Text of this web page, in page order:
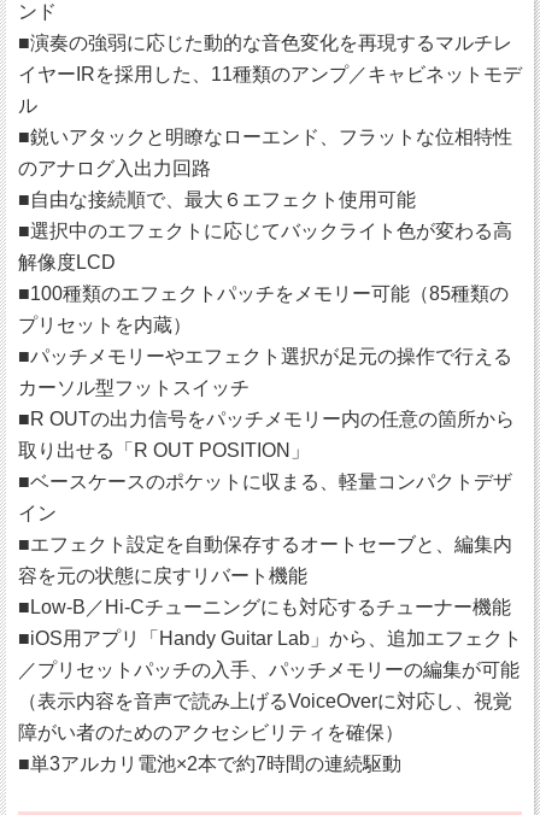
ンド
■演奏の強弱に応じた動的な音色変化を再現するマルチレ
イヤーIRを採用した、11種類のアンプ／キャビネットモデ
ル
■鋭いアタックと明瞭なローエンド、フラットな位相特性
のアナログ入出力回路
■自由な接続順で、最大６エフェクト使用可能
■選択中のエフェクトに応じてバックライト色が変わる高
解像度LCD
■100種類のエフェクトパッチをメモリー可能（85種類の
プリセットを内蔵）
■パッチメモリーやエフェクト選択が足元の操作で行える
カーソル型フットスイッチ
■R OUTの出力信号をパッチメモリー内の任意の箇所から
取り出せる「R OUT POSITION」
■ベースケースのポケットに収まる、軽量コンパクトデザ
イン
■エフェクト設定を自動保存するオートセーブと、編集内
容を元の状態に戻すリバート機能
■Low-B／Hi-Cチューニングにも対応するチューナー機能
■iOS用アプリ「Handy Guitar Lab」から、追加エフェクト
／プリセットパッチの入手、パッチメモリーの編集が可能
（表示内容を音声で読み上げるVoiceOverに対応し、視覚
障がい者のためのアクセシビリティを確保）
■単3アルカリ電池×2本で約7時間の連続駆動